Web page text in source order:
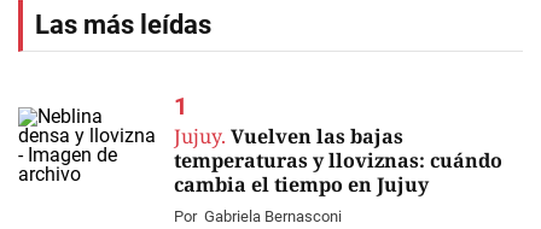
Las más leídas
Jujuy. Vuelven las bajas
temperaturas y lloviznas: cuándo
cambia el tiempo en Jujuy
Por Gabriela Bernasconi